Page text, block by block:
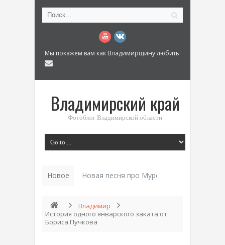
Мы покажем вам как Владимирщину любить
Владимирский край
Фотоблог Владимирской области
Новое Новая песня про Муром: «Былинный
Владимир
История одного январского заката от
Бориса Пучкова